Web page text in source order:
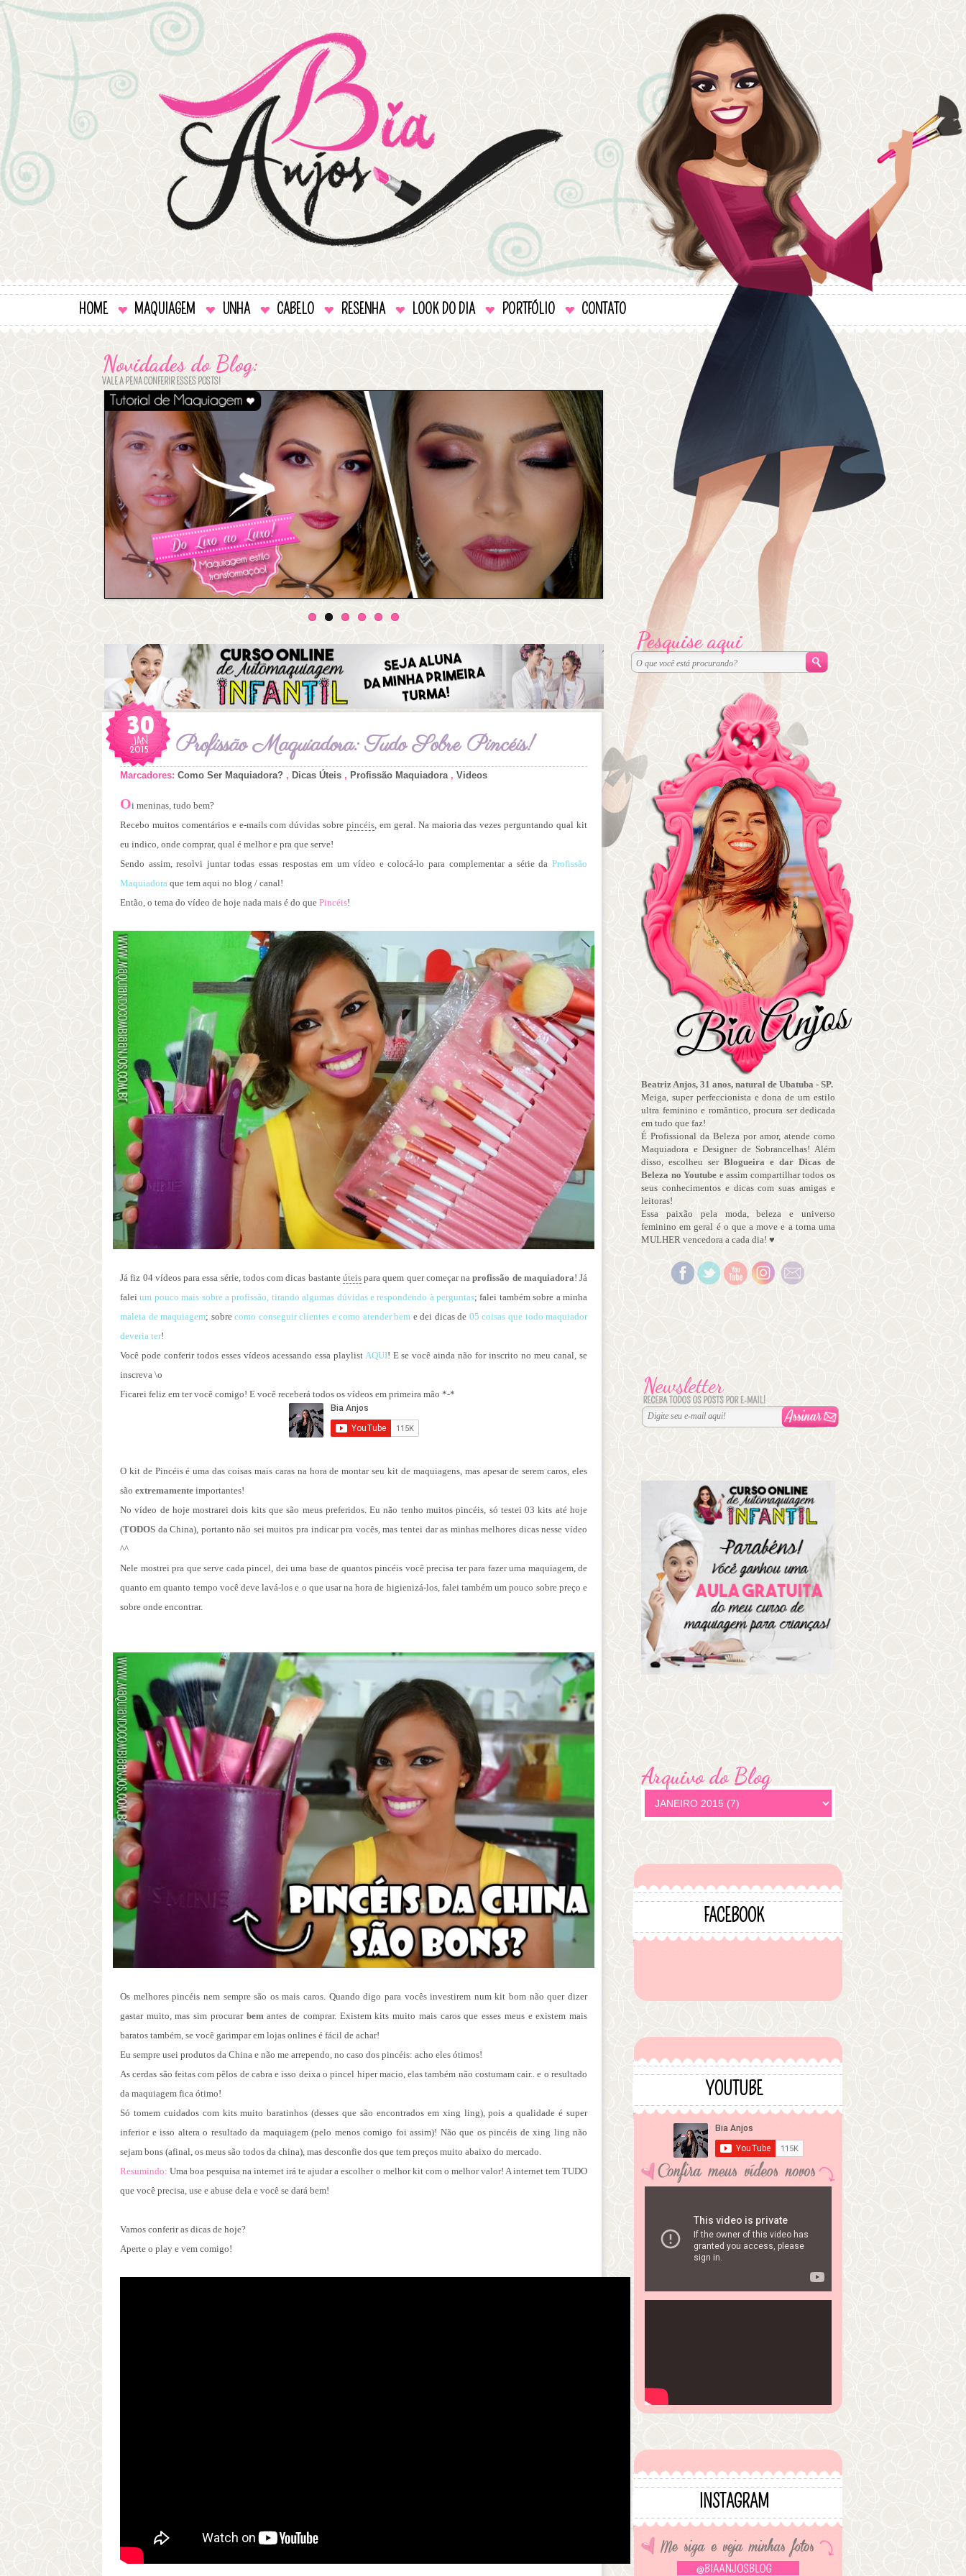
HOME MAQUIAGEM UNHA CABELO RESENHA LOOK DO DIA PORTFÓLIO CONTATO
Novidades do Blog:
VALE A PENA CONFERIR ESSES POSTS!
30
JAN
2015 Profissão Maquiadora: Tudo Sobre Pincéis!
Marcadores: Como Ser Maquiadora? , Dicas Úteis , Profissão Maquiadora, Videos
Oi meninas, tudo bem?
Recebo muitos comentários e e-mails com dúvidas sobrepincéis, em geral. Na maioria das vezes perguntando qual kit
eu indico, onde comprar, qual é melhor e pra que serve!
Sendo assim, resolvi juntar todas essas respostas em um vídeo e colocá-lo para complementar a série da Profissão
Maquiadora que tem aqui no blog / canal!
Então, o tema do vídeo de hoje nada mais é do que Pincéis!
Já fiz 04 vídeos para essa série, todos com dicas bastante úteispara quem quer começar naprofissão de maquiadora! Já
faleium pouco mais sobre a profissão, tirando algumas dúvidas e respondendo à perguntas; falei também sobre a minha
maleta de maquiagem; sobrecomo conseguir clientes e como atender bem e dei dicas de 05 coisas que todo maquiador
deveria ter!
Você pode conferir todos esses vídeos acessando essa playlist AQUI! E se você ainda não for inscrito no meu canal, se
inscreva \o
Ficarei feliz em ter você comigo! E você receberá todos os vídeos em primeira mão *-*
O kit de Pincéis é uma das coisas mais caras na hora de montar seu kit de maquiagens, mas apesar de serem caros, eles
são extremamente importantes!
No vídeo de hoje mostrarei dois kits que são meus preferidos. Eu não tenho muitos pincéis, só testei 03 kits até hoje
(TODOS da China), portanto não sei muitos pra indicar pra vocês, mas tentei dar as minhas melhores dicas nesse vídeo
^^
Nele mostrei pra que serve cada pincel, dei uma base de quantos pincéis você precisa ter para fazer uma maquiagem, de
quanto em quanto tempo você deve lavá-los e o que usar na hora de higienizá-los, falei também um pouco sobre preço e
sobre onde encontrar.
Os melhores pincéis nem sempre são os mais caros. Quando digo para vocês investirem num kit bom não quer dizer
gastar muito, mas sim procurar bem antes de comprar. Existem kits muito mais caros que esses meus e existem mais
baratos também, se você garimpar em lojas onlines é fácil de achar!
Eu sempre usei produtos da China e não me arrependo, no caso dos pincéis: acho eles ótimos!
As cerdas são feitas com pêlos de cabra e isso deixa o pincel hiper macio, elas também não costumam cair.. e o resultado
da maquiagem fica ótimo!
Só tomem cuidados com kits muito baratinhos (desses que são encontrados em xing ling), pois a qualidade é super
inferior e isso altera o resultado da maquiagem (pelo menos comigo foi assim)! Não que os pincéis de xing ling não
sejam bons (afinal, os meus são todos da china), mas desconfie dos que tem preços muito abaixo do mercado.
Resumindo:Uma boa pesquisa na internet irá te ajudar a escolher o melhor kit com o melhor valor! A internet tem TUDO
que você precisa, use e abuse dela e você se dará bem!
Vamos conferir as dicas de hoje?
Aperte o play e vem comigo!
Pesquise aqui
Beatriz Anjos, 31 anos, natural de Ubatuba - SP.
Meiga, super perfeccionista e dona de um estilo
ultra feminino e romântico, procura ser dedicada
em tudo que faz!
É Profissional da Beleza por amor, atende como
Maquiadora e Designer de Sobrancelhas! Além
disso, escolheu ser Blogueira e dar Dicas de
Beleza no Youtube e assim compartilhar todos os
seus conhecimentos e dicas com suas amigas e
leitoras!
Essa paixão pela moda, beleza e universo
feminino em geral é o que a move e a torna uma
MULHER vencedora a cada dia! ♥
Arquivo do Blog
FACEBOOK
YOUTUBE
INSTAGRAM